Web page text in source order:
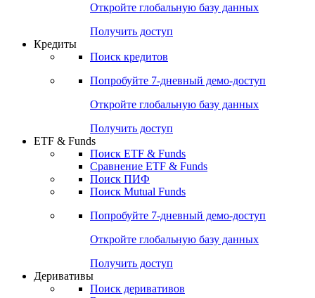
Откройте глобальную базу данных
Получить доступ
Кредиты
Поиск кредитов
Попробуйте 7-дневный демо-доступ
Откройте глобальную базу данных
Получить доступ
ETF & Funds
Поиск ETF & Funds
Сравнение ETF & Funds
Поиск ПИФ
Поиск Mutual Funds
Попробуйте 7-дневный демо-доступ
Откройте глобальную базу данных
Получить доступ
Деривативы
Поиск деривативов